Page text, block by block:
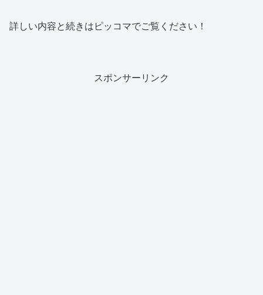
詳しい内容と続きはピッコマでご覧ください！
スポンサーリンク